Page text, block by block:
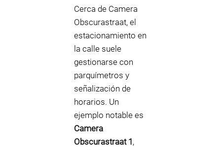
Cerca de Camera
Obscurastraat, el
estacionamiento en
la calle suele
gestionarse con
parquímetros y
señalización de
horarios. Un
ejemplo notable es
Camera
Obscurastraat 1,